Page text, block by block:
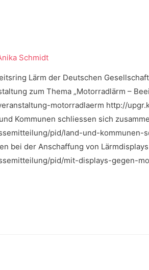
Schmidt
Lärm der Deutschen
zum Thema „Motorradlärm –
motorradlaerm http://
Kommunen schliessen sich
pid/land-und-
bei der Anschaffung von
pid/mit-displays-gegen-